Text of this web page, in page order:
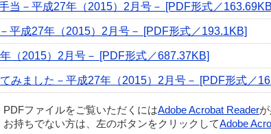
当－平成27年（2015）2月号－ [PDF形式／
平成27年（2015）2月号－ [PDF形式／193.1KB]
（2015）2月号－ [PDF形式／687.37KB]
みました－平成27年（2015）2月号－ [PDF形式／
PDFファイルをご覧いただくにはAdobe Acrobat Reader
お持ちでない方は、左のボタンをクリックしてAdobe